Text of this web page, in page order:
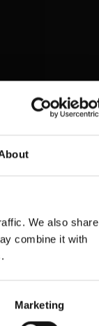
We also share
combine it with
Marketing